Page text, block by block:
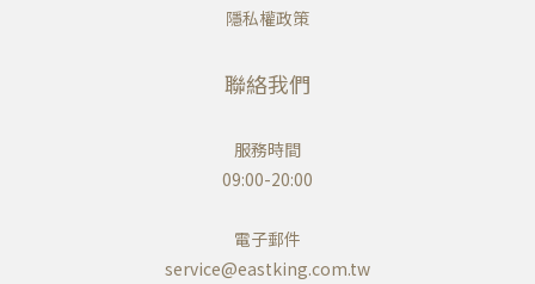
隱私權政策
聯絡我們
服務時間
09:00-20:00
電子郵件
service@eastking.com.tw